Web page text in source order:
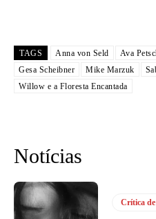
TAGS Anna von Seld Ava
Gesa Scheibner
Mike Marzuk
Willow e a Floresta Encantada
Notícias
Crítica